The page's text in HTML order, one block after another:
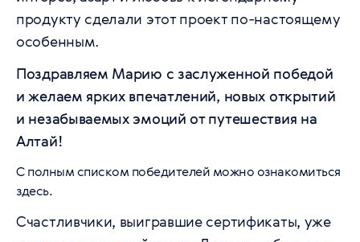
продукту сделали этот проект по-настоящему
особенным.
Поздравляем Марию с заслуженной победой
и желаем ярких впечатлений, новых открытий
и незабываемых эмоций от путешествия на
Алтай!
С полным списком победителей можно ознакомиться
здесь.
Счастливчики, выигравшие сертификаты, уже